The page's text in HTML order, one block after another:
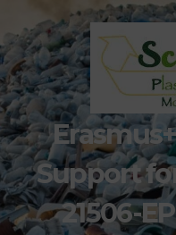
Support
21506-